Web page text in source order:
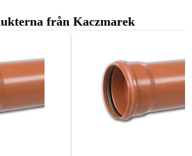
från Kaczmarek